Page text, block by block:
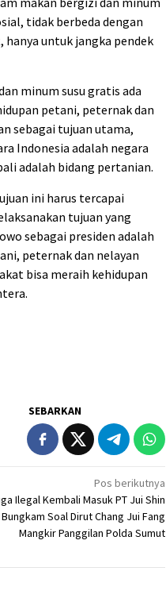
tidak berbeda dengan
untuk jangka pendek
minum susu gratis ada
petani, peternak dan
sebagai tujuan utama,
Indonesia adalah negara
adalah bidang pertanian.
ini harus tercapai
tujuan yang
sebagai presiden adalah
peternak dan nelayan
bisa meraih kehidupan
SEBARKAN
Pos berikutnya
Ilegal Kembali Masuk PT Jui Shin
Soal Dirut Chang Jui Fang
Mangkir Panggilan Polda Sumut